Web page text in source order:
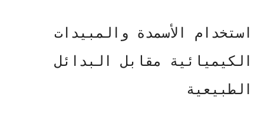
استخدام الأسمدة والمبيدات
الكيميائية مقابل البدائل
الطبيعية